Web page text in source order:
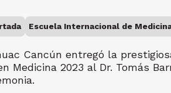
Escuela Internacional de
Cancún entregó la
Medicina 2023 al Dr. Tomás